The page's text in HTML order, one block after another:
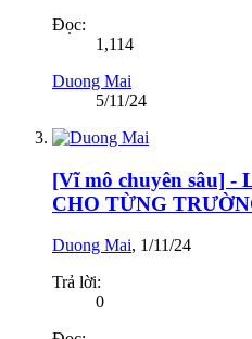
Đọc:
1,114
Duong Mai
5/11/24
[Vĩ mô chuyên sâu]
CHO TỪNG
Duong Mai, 1/11/24
Trả lời:
0